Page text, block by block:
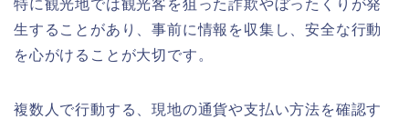
特に観光地では観光客を狙った詐欺やぼったくりが発
生することがあり、事前に情報を収集し、安全な行動
を心がけることが大切です。
複数人で行動する、現地の通貨や支払い方法を確認す